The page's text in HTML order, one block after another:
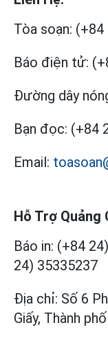
Tòa soạn: (+84
Báo điện tử:
Đường dây
Bạn đọc: (+84
Email:
Hỗ Trợ Quảng
Báo in: (+84
24) 35335237
Địa chỉ: Số 6
Giấy, Thành